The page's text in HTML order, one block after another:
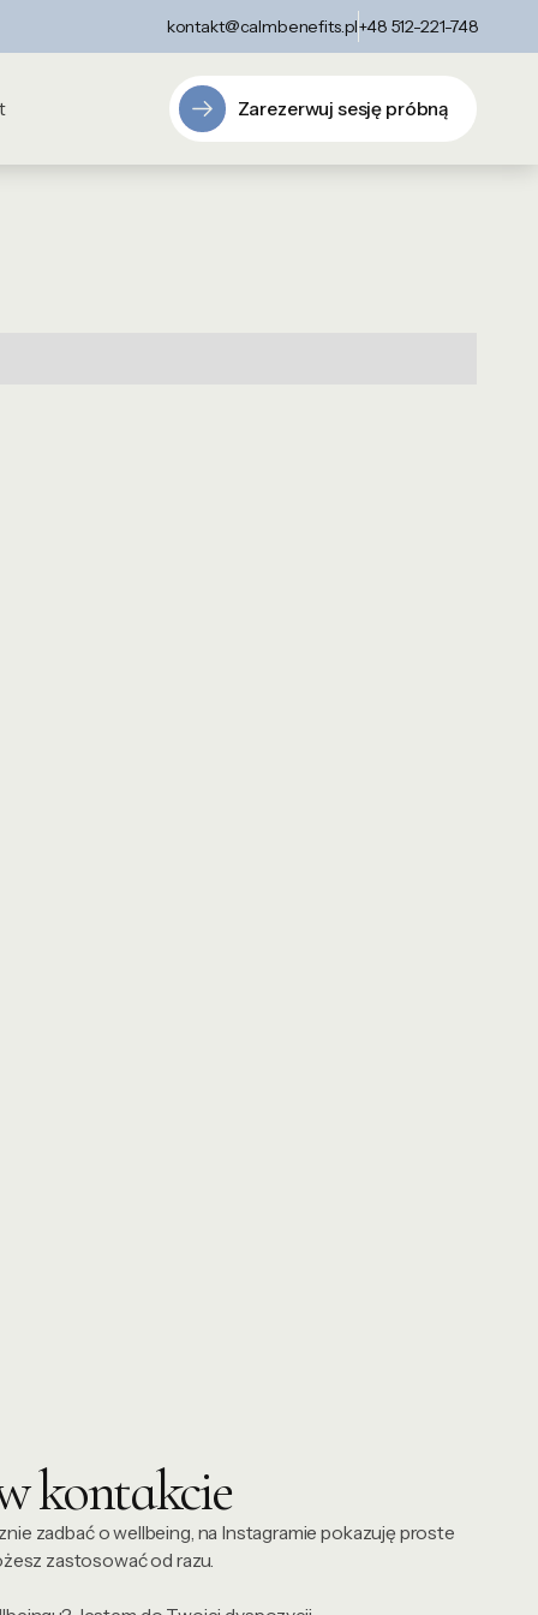
kontakt@calmbenefits.pl+48 512-221-748
Zarezerwuj sesję próbną
kontakcie
zadbać o wellbeing, na Instagramie pokazuję proste
zastosować od razu.